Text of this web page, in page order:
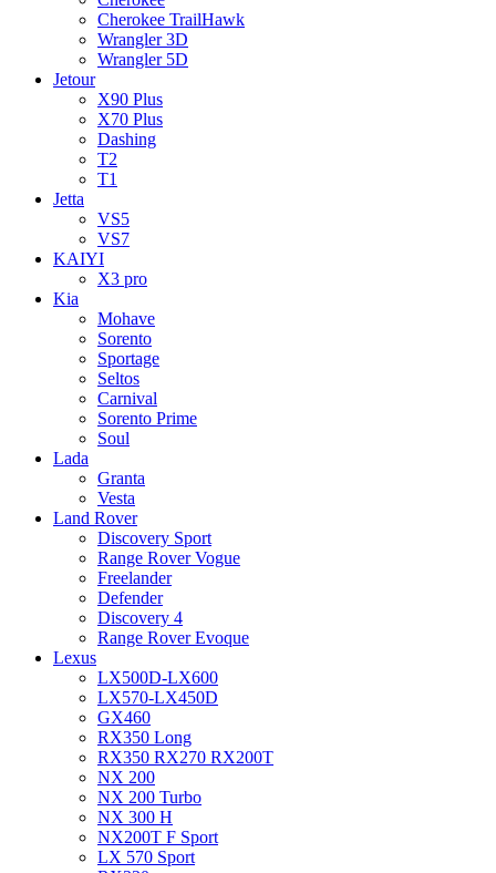
Cherokee TrailHawk
Wrangler 3D
Wrangler 5D
Jetour
X90 Plus
X70 Plus
Dashing
T2
T1
Jetta
VS5
VS7
KAIYI
X3 pro
Kia
Mohave
Sorento
Sportage
Seltos
Carnival
Sorento Prime
Soul
Lada
Granta
Vesta
Land Rover
Discovery Sport
Range Rover Vogue
Freelander
Defender
Discovery 4
Range Rover Evoque
Lexus
LX500D-LX600
LX570-LX450D
GX460
RX350 Long
RX350 RX270 RX200T
NX 200
NX 200 Turbo
NX 300 H
NX200T F Sport
LX 570 Sport